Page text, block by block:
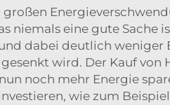
eine gute Sache
dabei deutlich weniger
wird. Der Kauf von
noch mehr Energie
wie zum